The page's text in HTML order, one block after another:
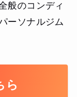
般のコンディ
ーソナルジム
ら